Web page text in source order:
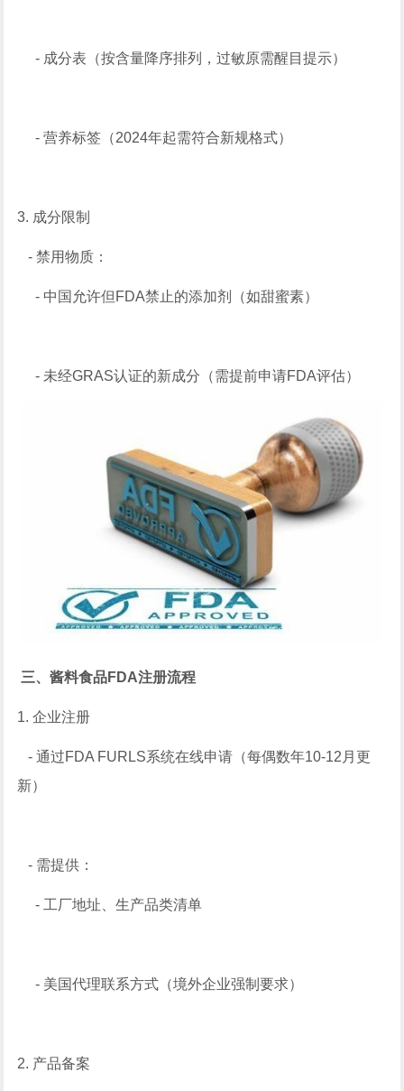
- 成分表（按含量降序排列，过敏原需醒目提示）
- 营养标签（2024年起需符合新规格式）
3. 成分限制
- 禁用物质：
- 中国允许但FDA禁止的添加剂（如甜蜜素）
- 未经GRAS认证的新成分（需提前申请FDA评估）
三、酱料食品FDA注册流程
1. 企业注册
- 通过FDA FURLS系统在线申请（每偶数年10-12月更
新）
- 需提供：
- 工厂地址、生产品类清单
- 美国代理联系方式（境外企业强制要求）
2. 产品备案